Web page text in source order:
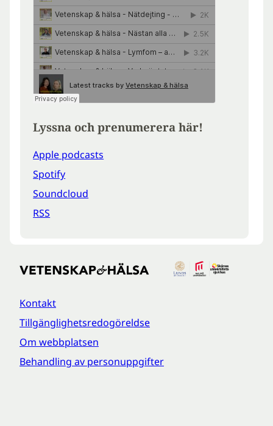
Lyssna och prenumerera här!
Apple podcasts
Spotify
Soundcloud
RSS
Kontakt
Tillgänglighetsredogöreldse
Om webbplatsen
Behandling av personuppgifter